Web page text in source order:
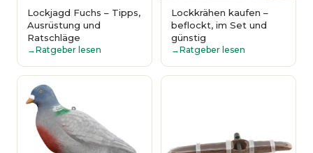
Lockjagd Fuchs – Tipps,
Ausrüstung und
Ratschläge
Ratgeber lesen
Lockkrähen kaufen –
beflockt, im Set und
günstig
Ratgeber lesen